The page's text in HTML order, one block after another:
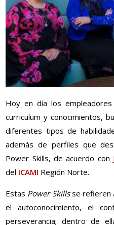
Hoy en día los
curriculum y conocimientos,
diferentes tipos de
además de perfiles que
Power Skills, de acuerdo con
del ICAMI Región Norte.
Estas Power Skillsse refieren
el autoconocimiento, el
perseverancia; dentro de